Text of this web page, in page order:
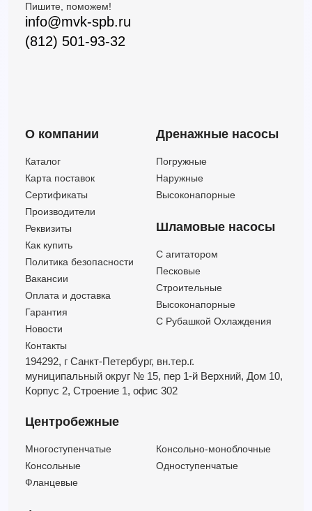
Пишите, поможем!
info@mvk-spb.ru
(812) 501-93-32
О компании
Каталог
Карта поставок
Сертификаты
Производители
Реквизиты
Как купить
Политика безопасности
Вакансии
Оплата и доставка
Гарантия
Новости
Контакты
Дренажные насосы
Погружные
Наружные
Высоконапорные
Шламовые насосы
C агитатором
Песковые
Строительные
Высоконапорные
С Рубашкой Охлаждения
194292, г Санкт-Петербург, вн.тер.г.
муниципальный округ № 15, пер 1-й Верхний, Дом 10,
Корпус 2, Строение 1, офис 302
Центробежные
Многоступенчатые
Консольно-моноблочные
Консольные
Одноступенчатые
Фланцевые